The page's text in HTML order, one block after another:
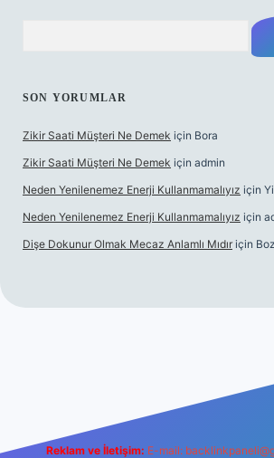
SON YORUMLAR
Zikir Saati Müşteri Ne Demek için Bora
Zikir Saati Müşteri Ne Demek için admin
Neden Yenilenemez Enerji Kullanmamalıyız için
Neden Yenilenemez Enerji Kullanmamalıyız için
Dişe Dokunur Olmak Mecaz Anlamlı Mıdır için
Reklam ve İletişim: E-mail: